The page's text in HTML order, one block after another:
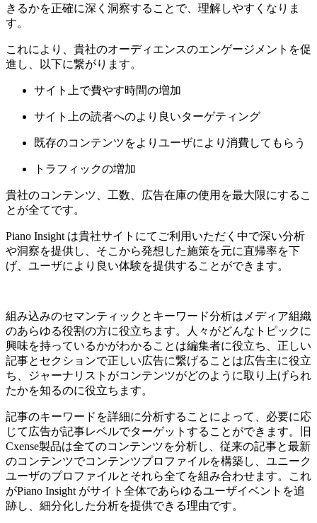
きるかを正確に深く洞察することで、理解しやすくなりま
す。
これにより、貴社のオーディエンスのエンゲージメントを促
進し、以下に繋がります。
サイト上で費やす時間の増加
サイト上の読者へのより良いターゲティング
既存のコンテンツをよりユーザにより消費してもらう
トラフィックの増加
貴社のコンテンツ、工数、広告在庫の使用を最大限にするこ
とが全てです。
Piano Insight は貴社サイトにてご利用いただく中で深い分析
や洞察を提供し、そこから発想した施策を元に直帰率を下
げ、ユーザにより良い体験を提供することができます。
組み込みのセマンティックとキーワード分析はメディア組織
のあらゆる役割の方に役立ちます。人々がどんなトピックに
興味を持っているかがわかることは編集者に役立ち、正しい
記事とセクションで正しい広告に繋げることは広告主に役立
ち、ジャーナリストがコンテンツがどのように取り上げられ
たかを知るのに役立ちます。
記事のキーワードを詳細に分析することによって、必要に応
じて広告が記事レベルでターゲットすることができます。旧
Cxense製品は全てのコンテンツを分析し、従来の記事と最新
のコンテンツでコンテンツプロファイルを構築し、ユニーク
ユーザのプロファイルとそれら全てを組み合わせます。これ
がPiano Insight がサイト全体であらゆるユーザイベントを追
跡し、細分化した分析を提供できる理由です。